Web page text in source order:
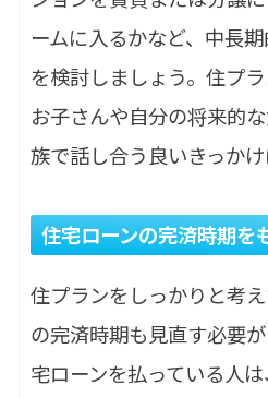
ームに入るかなど、中長
を検討しましょう。住プラ
お子さんや自分の将来的
族で話し合う良いきっかけ
住宅ローンの完済時期を
住プランをしっかりと考
の完済時期も見直す必要
宅ローンを払っている人